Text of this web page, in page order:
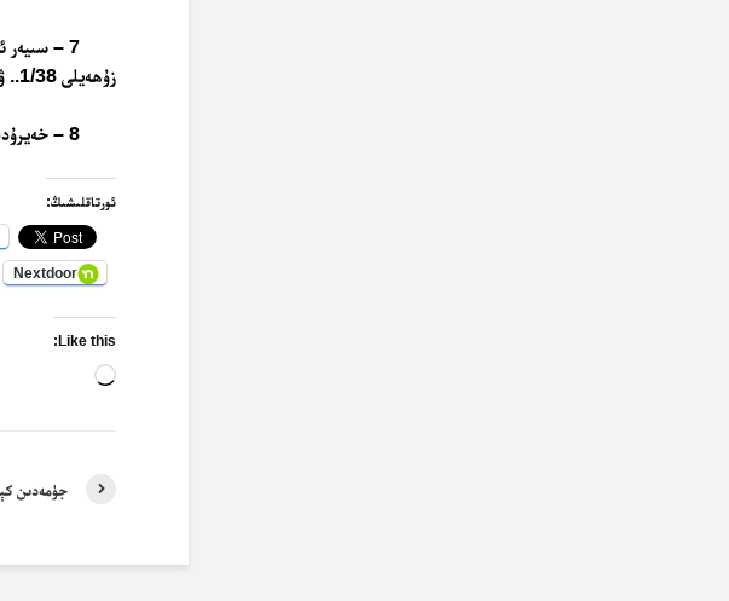
زۇھەيلى 1/38.. ۋە كېيىنكى بەتلىرى.
8 – خەيرۇددىن قارامان، ئىسلام ھوقۇقى تارىخى، ئىستانبۇل 1989، 248- بەت.
ئورتاقلىشىڭ:
Nextdoor
Like this:
Loading…
جۈمەدىن